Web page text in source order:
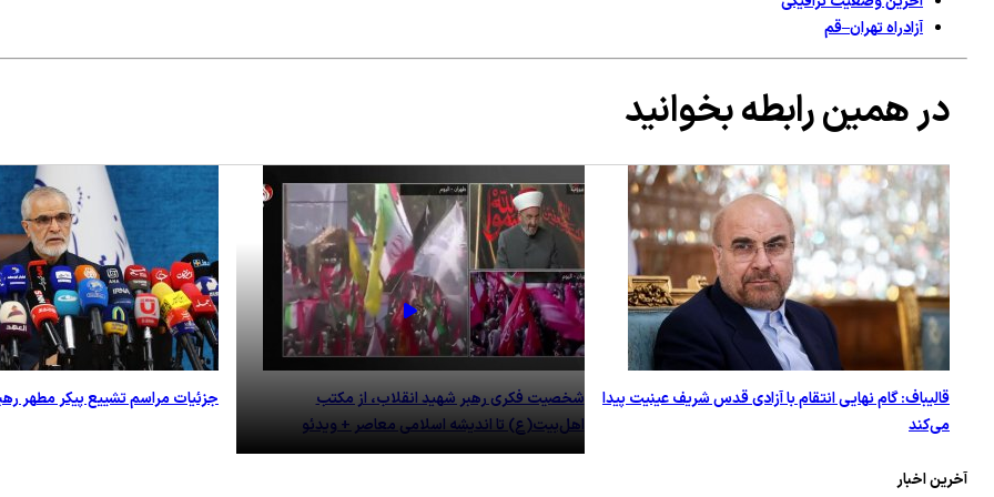
آزادراه تهران–قم
در همین رابطه بخوانید
قالیباف: گام نهایی انتقام با آزادی قدس شریف عینیت پیدا
می‌کند
شخصیت فکری رهبر شهید انقلاب، از مکتب
اهل‌بیت(ع) تا اندیشه اسلامی معاصر + ویدئو
جزئیات مراسم تشییع پیکر مطهر
آخرین اخبار